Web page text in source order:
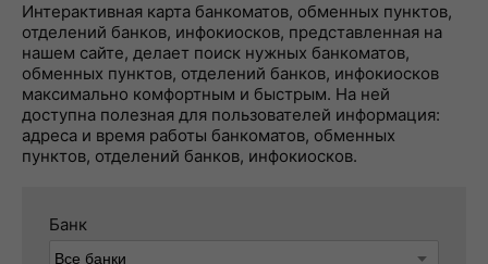
Интерактивная карта банкоматов, обменных пунктов,
отделений банков, инфокиосков, представленная на
нашем сайте, делает поиск нужных банкоматов,
обменных пунктов, отделений банков, инфокиосков
максимально комфортным и быстрым. На ней
доступна полезная для пользователей информация:
адреса и время работы банкоматов, обменных
пунктов, отделений банков, инфокиосков.
Банк